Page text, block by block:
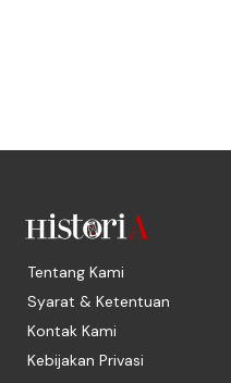
Tentang Kami
Syarat & Ketentuan
Kontak Kami
Kebijakan Privasi